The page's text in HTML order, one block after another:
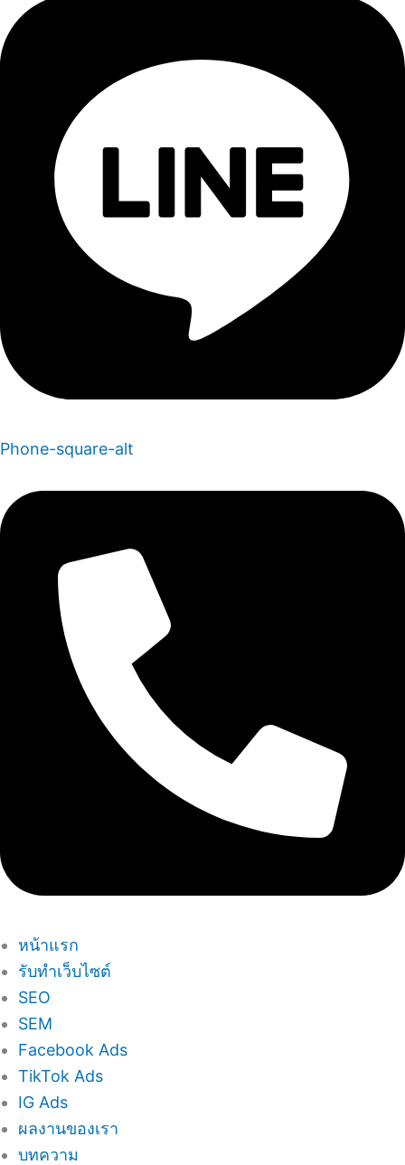
Phone-square-alt
หน้าแรก
รับทำเว็บไซต์
SEO
SEM
Facebook Ads
TikTok Ads
IG Ads
ผลงานของเรา
บทความ